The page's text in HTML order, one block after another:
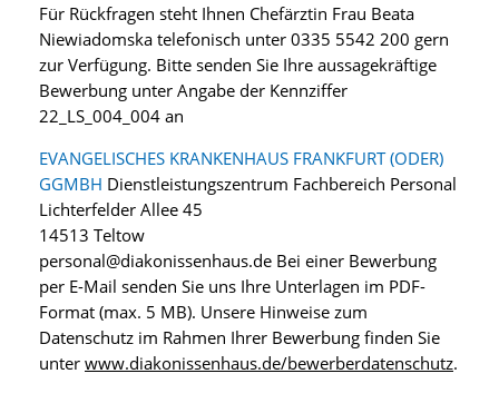
Für Rückfragen steht Ihnen Chefärztin Frau Beata
Niewiadomska telefonisch unter 0335 5542 200 gern
zur Verfügung. Bitte senden Sie Ihre aussagekräftige
Bewerbung unter Angabe der Kennziffer
22_LS_004_004 an
EVANGELISCHES KRANKENHAUS FRANKFURT (ODER)
GGMBH Dienstleistungszentrum Fachbereich Personal
Lichterfelder Allee 45
14513 Teltow
personal@diakonissenhaus.de Bei einer Bewerbung
per E-Mail senden Sie uns Ihre Unterlagen im PDF-
Format (max. 5 MB). Unsere Hinweise zum
Datenschutz im Rahmen Ihrer Bewerbung finden Sie
unterwww.diakonissenhaus.de/bewerberdatenschutz.